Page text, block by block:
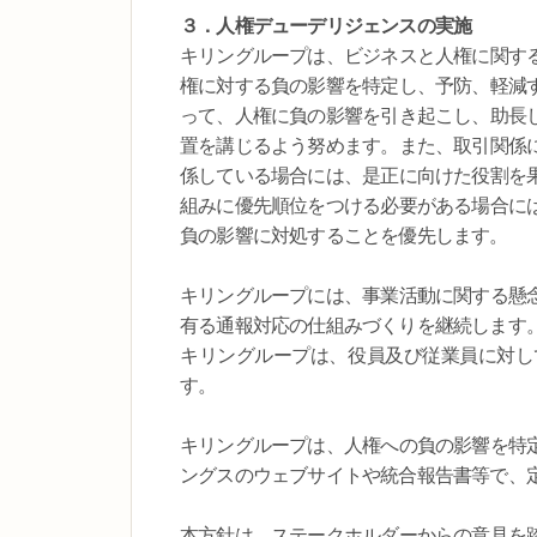
３．人権デューデリジェンスの実施
キリングループは、ビジネスと人権に関
権に対する負の影響を特定し、予防、軽
って、人権に負の影響を引き起こし、助
置を講じるよう努めます。また、取引関
係している場合には、是正に向けた役割
組みに優先順位をつける必要がある場合
負の影響に対処することを優先します。
キリングループには、事業活動に関する
有る通報対応の仕組みづくりを継続します
キリングループは、役員及び従業員に対
す。
キリングループは、人権への負の影響を
ングスのウェブサイトや統合報告書等で、